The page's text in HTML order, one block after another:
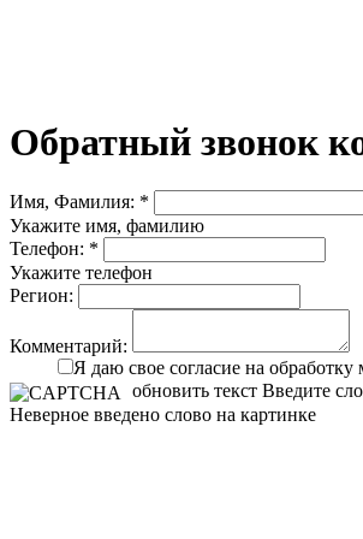
Обратный звонок
Имя, Фамилия: *
Укажите имя, фамилию
Телефон: *
Укажите телефон
Регион:
Комментарий:
Я даю свое согласие на
обновить текст Введите
Неверное введено слово на картинке